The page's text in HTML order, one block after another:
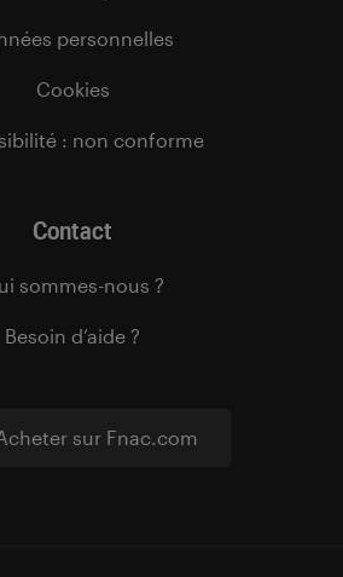
sur Fnac.com
personnelles
Cookies
: non conforme
Contact
sommes-nous ?
Besoin d’aide ?